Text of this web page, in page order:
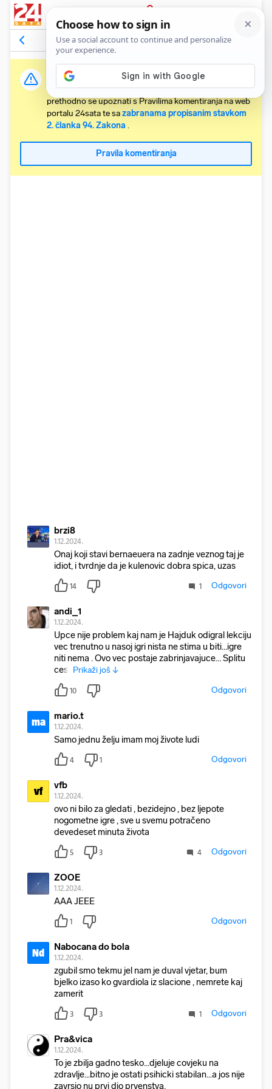
PRIJAVA
Komentari80 Relevantni
Važna obavijest:
Svaki korisnik koji želi komentirati članke obvezan je
prethodno se upoznati s Pravilima komentiranja na web
portalu 24sata te sazabranama propisanim stavkom
2. članka 94. Zakona .
Pravila komentiranja
brzi8
1.12.2024.
Onaj koji stavi bernaeuera na zadnje veznog taj je
idiot, i tvrdnje da je kulenovic dobra spica, uzas
14 1 Odgovori
andi_1
1.12.2024.
Upce nije problem kaj nam je Hajduk odigral lekciju
vec trenutno u nasoj igri nista ne stima u biti…igre
niti nema . Ovo vec postaje zabrinjavajuce… Splitu
cest Prikaži još ↓
10 Odgovori
ma mario.t
1.12.2024.
Samo jednu želju imam moj živote ludi
4 1 Odgovori
vf vfb
1.12.2024.
ovo ni bilo za gledati , bezidejno , bez ljepote
nogometne igre , sve u svemu potračeno
devedeset minuta života
5 3 4 Odgovori
ZOOE
1.12.2024.
AAA JEEE
1 Odgovori
Nd Nabocana do bola
1.12.2024.
zgubil smo tekmu jel nam je duval vjetar, bum
bjelko izaso ko gvardiola iz slacione , nemrete kaj
zamerit
3 3 1 Odgovori
Pra&vica
1.12.2024.
To je zbilja gadno tesko...djeluje covjeku na
zdravlje...bitno je ostati psihicki stabilan...a jos nije
zavrsio nu prvi dio prvenstva.